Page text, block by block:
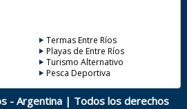
Termas Entre Ríos
Playas de Entre Ríos
Turismo Alternativo
Pesca Deportiva
- Argentina | Todos los derechos